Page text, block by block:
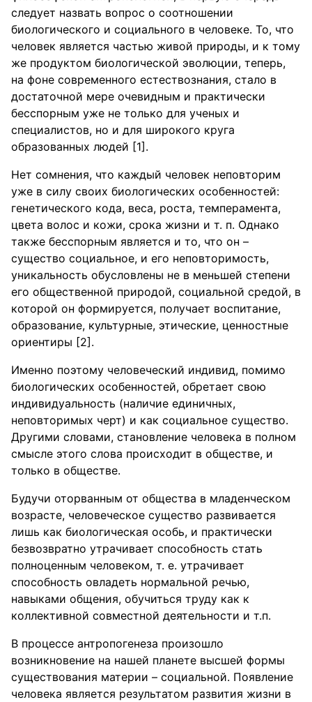
следует назвать вопрос о соотношении
биологического и социального в человеке. То, что
человек является частью живой природы, и к тому
же продуктом биологической эволюции, теперь,
на фоне современного естествознания, стало в
достаточной мере очевидным и практически
бесспорным уже не только для ученых и
специалистов, но и для широкого круга
образованных людей [1].
Нет сомнения, что каждый человек неповторим
уже в силу своих биологических особенностей:
генетического кода, веса, роста, темперамента,
цвета волос и кожи, срока жизни и т. п. Однако
также бесспорным является и то, что он –
существо социальное, и его неповторимость,
уникальность обусловлены не в меньшей степени
его общественной природой, социальной средой, в
которой он формируется, получает воспитание,
образование, культурные, этические, ценностные
ориентиры [2].
Именно поэтому человеческий индивид, помимо
биологических особенностей, обретает свою
индивидуальность (наличие единичных,
неповторимых черт) и как социальное существо.
Другими словами, становление человека в полном
смысле этого слова происходит в обществе, и
только в обществе.
Будучи оторванным от общества в младенческом
возрасте, человеческое существо развивается
лишь как биологическая особь, и практически
безвозвратно утрачивает способность стать
полноценным человеком, т. е. утрачивает
способность овладеть нормальной речью,
навыками общения, обучиться труду как к
коллективной совместной деятельности и т.п.
В процессе антропогенеза произошло
возникновение на нашей планете высшей формы
существования материи – социальной. Появление
человека является результатом развития жизни в